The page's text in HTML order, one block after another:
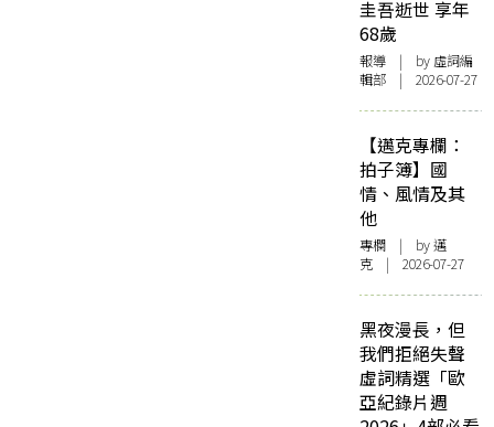
圭吾逝世 享年
68歲
報導 | by 虛詞編
輯部 | 2026-07-27
【邁克專欄：
拍子簿】國
情、風情及其
他
專欄 | by邁
克 | 2026-07-27
黑夜漫長，但
我們拒絕失聲
虛詞精選「歐
亞紀錄片週